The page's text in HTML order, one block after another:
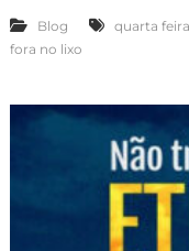
Blog quarta
fora no lixo